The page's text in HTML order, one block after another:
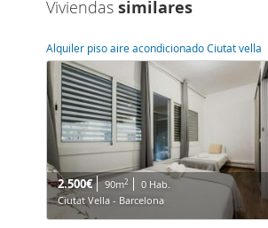
Viviendas similares
Alquiler piso aire acondicionado Ciutat vella
2.500€ 90m2
0 Hab.
Ciutat Vella - Barcelona